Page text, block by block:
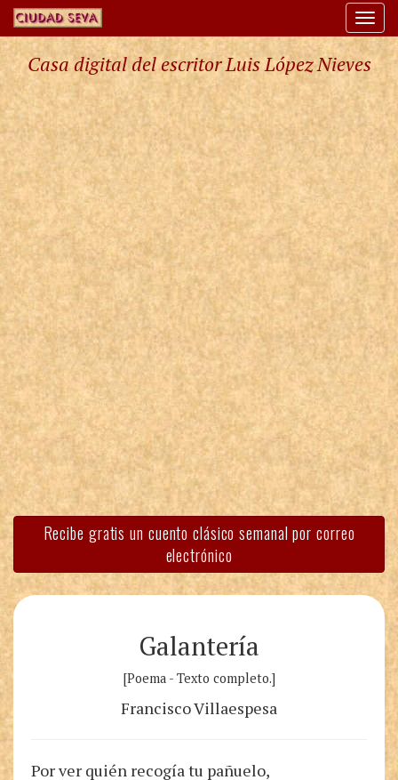
Casa digital del escritor Luis López Nieves
Recibe gratis un cuento clásico semanal por correo
electrónico
Galantería
[Poema - Texto completo.]
Francisco Villaespesa
Por ver quién recogía tu pañuelo,